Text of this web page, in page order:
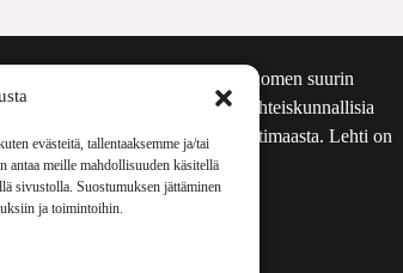
evästeitä, tallentaaksemme ja/tai
antaa meille mahdollisuuden käsitellä
sivustolla. Suostumuksen jättäminen
ja toimintoihin.
Voima on painosmäärältään Suomen suurin
kulttuurilehti. Se nostaa esiin yhteiskunnallisia
aiheita niin maailmalta kuin kotimaasta. Lehti on
ilmestynyt vuodesta 1999.